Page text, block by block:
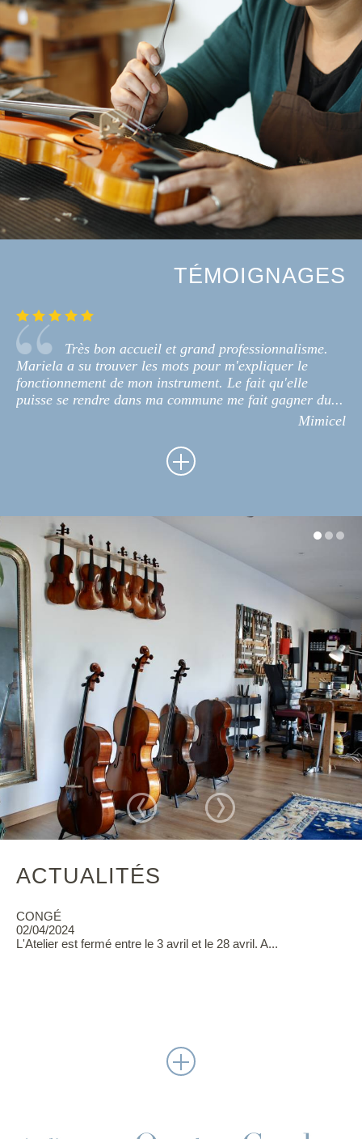
TÉMOIGNAGES
Très bon accueil et grand professionnalisme.
Mariela a su trouver les mots pour m'expliquer le
fonctionnement de mon instrument. Le fait qu'elle
puisse se rendre dans ma commune me fait gagner du...
Mimicel
ACTUALITÉS
CONGÉ
02/04/2024
L'Atelier est fermé entre le 3 avril et le 28 avril. A...